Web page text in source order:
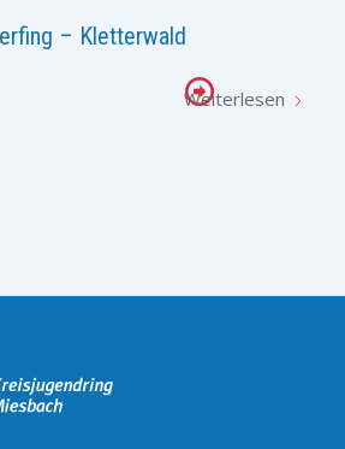
– Kletterwald
Weiterlesen